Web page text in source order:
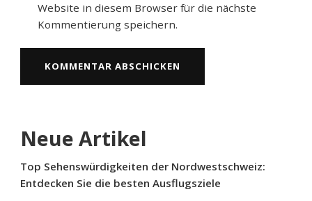
Website in diesem Browser für die nächste
Kommentierung speichern.
Neue Artikel
Top Sehenswürdigkeiten der Nordwestschweiz:
Entdecken Sie die besten Ausflugsziele